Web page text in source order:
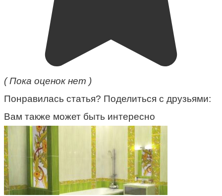
( Пока оценок нет )
Понравилась статья? Поделиться с друзьями:
Вам также может быть интересно